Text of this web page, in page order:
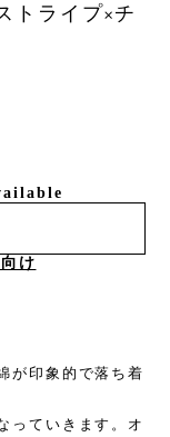
トライプ×チ
け
が印象的で落ち着
っていきます。オ